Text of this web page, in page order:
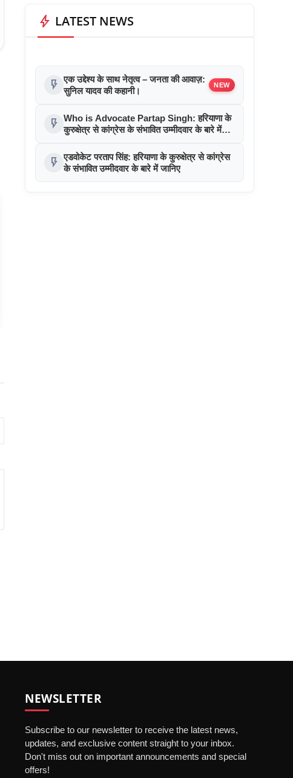
bolt LATEST NEWS
flash_on एक उद्देश्य के साथ नेतृत्व – जनता की आवाज़:
सुनिल यादव की कहानी।
NEW
flash_on Who is Advocate Partap Singh: हरियाणा के
कुरुक्षेत्र से कांग्रेस के संभावित उम्मीदवार के बारे में
flash_on एडवोकेट परताप सिंह: हरियाणा के कुरुक्षेत्र से कांग्रेस
के संभावित उम्मीदवार के बारे में जानिए
NEWSLETTER
Subscribe to our newsletter to receive the latest news,
updates, and exclusive content straight to your inbox.
Don't miss out on important announcements and special
offers!